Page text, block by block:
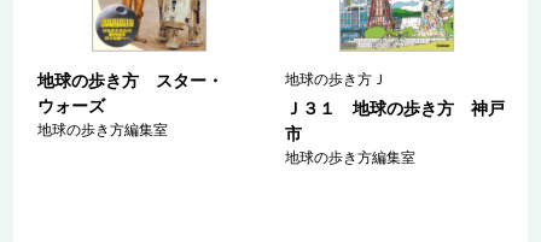
地球の歩き方 スター・
ウォーズ
地球の歩き方編集室
地球の歩き方Ｊ
Ｊ３１ 地球の歩き方 神戸
市
地球の歩き方編集室